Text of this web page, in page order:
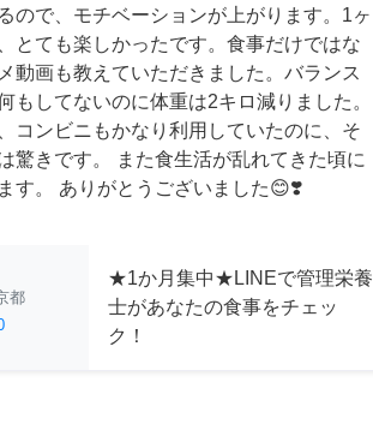
ので、モチベーションが上がります。1ヶ
とても楽しかったです。食事だけではな
動画も教えていただきました。バランス
もしてないのに体重は2キロ減りました。
コンビニもかなり利用していたのに、そ
驚きです。 また食生活が乱れてきた頃に
す。 ありがとうございました😊❣️
都
★1か月集中★LINEで管理栄養
士があなたの食事をチェッ
ク！